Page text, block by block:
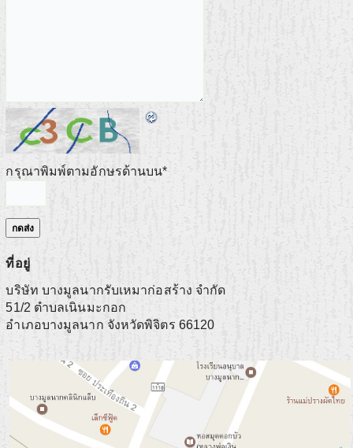
กรุณาพิมพ์ตามอักษรด้านบน*
ที่อยู่
บริษัท บางมูลนากรับเหมาก่อสร้าง จำกัด
51/2 ตำบลเนินมะกอก
อำเภอบางมูลนาก จังหวัดพิจิตร 66120